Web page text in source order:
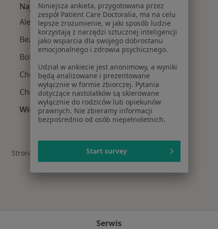
Najczęstsze schorzenia
Alergia pokarmowa Puławy
Bezsenność Puławy
Bolesne miesiączkowanie Puławy
Choroba afektywna dwubiegunowa Puławy
Choroba Alzheimera Puławy
Więcej (15)
Więcej w kategorii: Najczęstsze schorzenia
Strona Główna Okulista Zmień miasto
Puławy
Serwis
Niniejsza ankieta, przygotowana przez
zespół Patient Care Doctoralia, ma na celu
lepsze zrozumienie, w jaki sposób ludzie
korzystają z narzędzi sztucznej inteligencji
jako wsparcia dla swojego dobrostanu
emocjonalnego i zdrowia psychicznego.
Udział w ankiecie jest anonimowy, a wyniki
będą analizowane i prezentowane
wyłącznie w formie zbiorczej. Pytania
dotyczące nastolatków są skierowane
wyłącznie do rodziców lub opiekunów
prawnych. Nie zbieramy informacji
bezpośrednio od osób niepełnoletnich.
Start survey